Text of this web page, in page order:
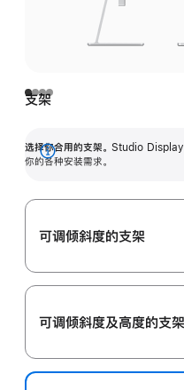
支架
选择你合用的支架。 Studio Display
你的各种安装需求。
展
可调倾斜度的支架
可调倾斜度及高‍度的支‍架